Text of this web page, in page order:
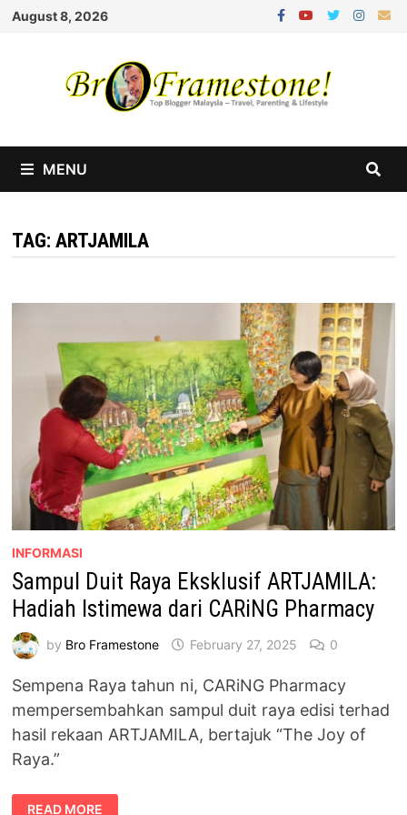
Skip
August 8, 2026
MENU
TAG:ARTJAMILA
INFORMASI
Sampul Duit Raya Eksklusif ARTJAMILA:
Hadiah Istimewa dari CARiNG Pharmacy
by Bro Framestone February 27, 2025 0
Sempena Raya tahun ni, CARiNG Pharmacy
mempersembahkan sampul duit raya edisi terhad
hasil rekaan ARTJAMILA, bertajuk “The Joy of
Raya.”
SAMPUL
READ MORE